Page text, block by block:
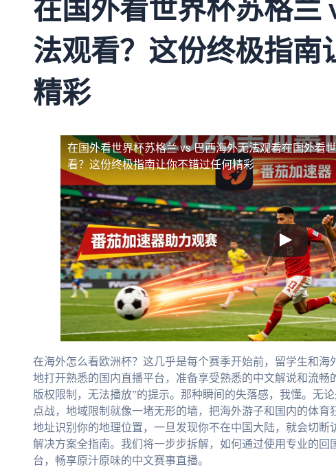
在国外看世界杯苏格兰
法观看？这份终极指南
精彩
在国外看世界杯苏格兰 vs 巴西海外无法观看在国外看
看？这份终极指南让你不错过任何精彩
在海外怎么看欧洲杯？这几乎是每个赛季开始前，留学生和海
地打开熟悉的国内直播平台，准备享受熟悉的中文解说和流畅
版权限制，无法播放”的提示。那种瞬间的失落感，我懂。无
点战，地域限制就像一堵无形的墙，把海外游子和国内的体
地址识别你的地理位置，一旦发现你不在中国大陆，就会切断
解决方案全指南。我们将一步步拆解，如何通过使用专业的
台，畅享原汁原味的中文赛事直播。